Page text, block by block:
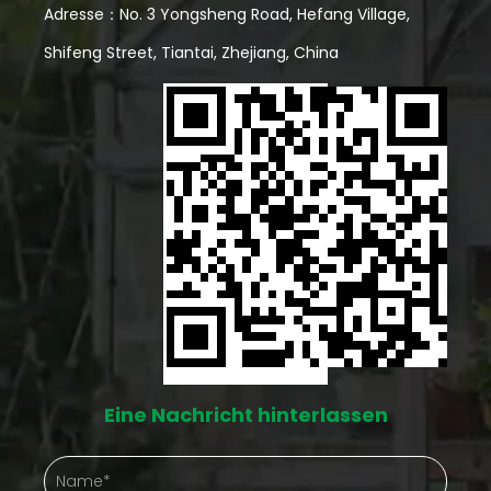
Reiz: Holzschuppen haben oft ein traditionelleres
und rustikaleres Aussehen, das viele Hausbesitzer
aus ästhetischen Gründen bevorzugen. Ein gut
gestalteter Holzschuppen fügt sich wunderbar in die
Garten- oder Hinterhofumgebung ein.
Individualisierung: Holz bietet mehr Flexibilität bei der
Individualisierung. Hausbesitzer können einen
Holzschuppen leicht streichen, beizen oder mit
dekorativen Elementen versehen und ihm so eine
persönliche Note verleihen, die mit Stahl
möglicherweise schwieriger zu erreichen ist.
Natürliche Isolierung: Holz bietet von Natur aus eine
Adresse：No. 3 Yongsheng Road, Hefang Village,
Shifeng Street, Tiantai, Zhejiang, China
Eine Nachricht hinterlassen